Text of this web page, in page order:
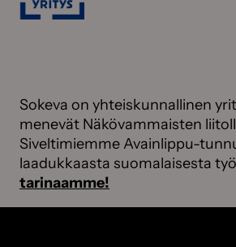
Sokeva on yhteiskunnallinen
menevät Näkövammaisten
Siveltimiemme Avainlippu-
laadukkaasta suomalaisesta
tarinaamme!